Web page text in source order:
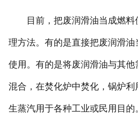
目前，把废润滑油当成燃料
理方法。有的是直接把废润滑
使用。有的是将废润滑油与其他
混合，在焚化炉中焚化，锅炉
生蒸汽用于各种工业或民用目的